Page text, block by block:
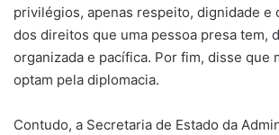
privilégios, apenas respeito, dignidade e
dos direitos que uma pessoa presa tem,
organizada e pacífica. Por fim, disse que
optam pela diplomacia.
Contudo, a Secretaria de Estado da